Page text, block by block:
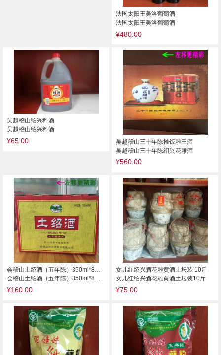
法国太阳王美洛葡萄酒
法国太阳王美洛葡萄酒
¥480.00
吴越稽山绍兴料酒
吴越稽山绍兴料酒
¥65.00
吴越稽山三十年陈摊饭雕王酒
吴越稽山三十年陈绍兴花雕酒
¥560.00
¥160.00
女儿红绍兴酒花雕黄酒土坛装 10斤
女儿红绍兴酒花雕黄酒土坛装10斤
¥75.00